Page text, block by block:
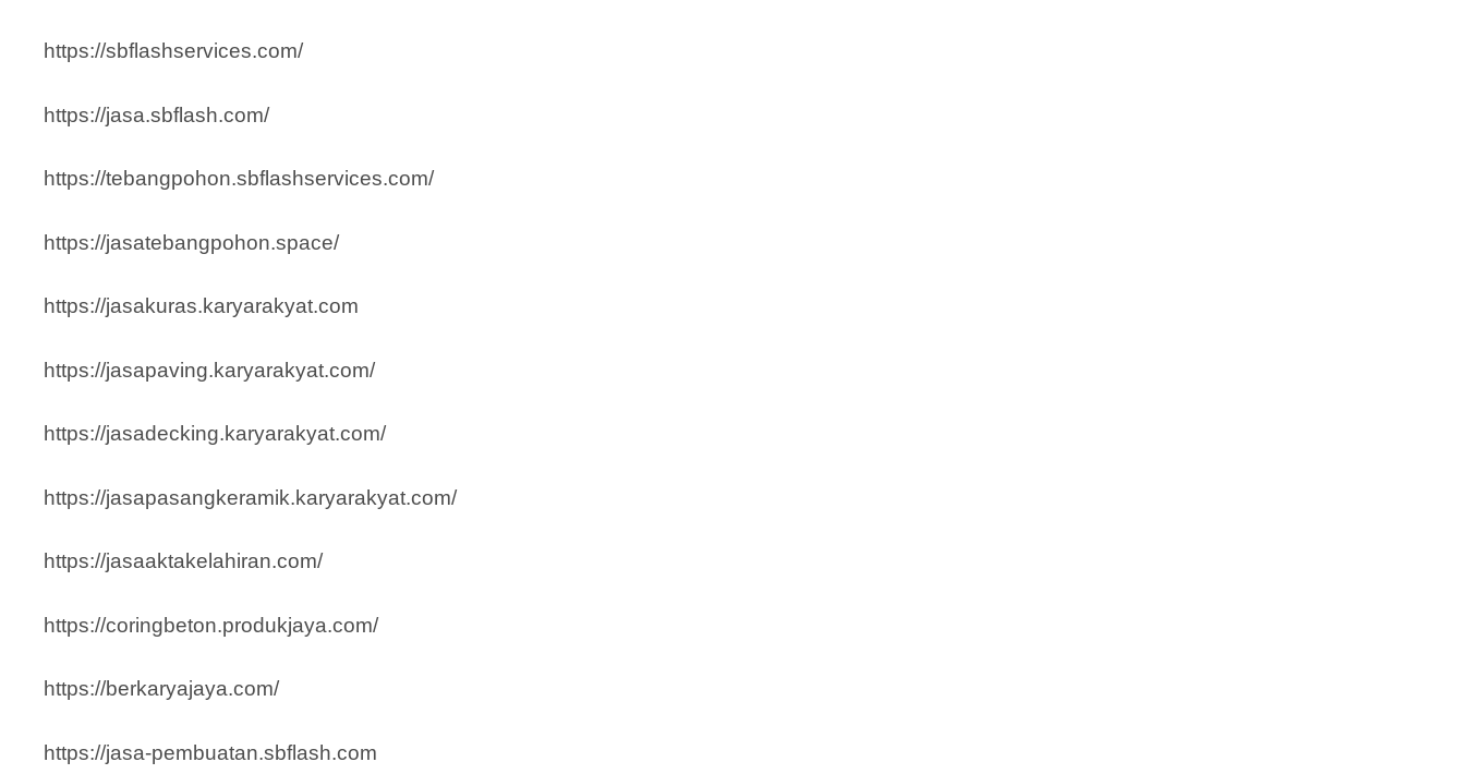
https://sbflashservices.com/
https://jasa.sbflash.com/
https://tebangpohon.sbflashservices.com/
https://jasatebangpohon.space/
https://jasakuras.karyarakyat.com
https://jasapaving.karyarakyat.com/
https://jasadecking.karyarakyat.com/
https://jasapasangkeramik.karyarakyat.com/
https://jasaaktakelahiran.com/
https://coringbeton.produkjaya.com/
https://berkaryajaya.com/
https://jasa-pembuatan.sbflash.com